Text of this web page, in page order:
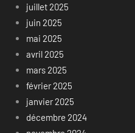
juillet 2025
juin 2025
mai 2025
avril 2025
mars 2025
février 2025
janvier 2025
décembre 2024